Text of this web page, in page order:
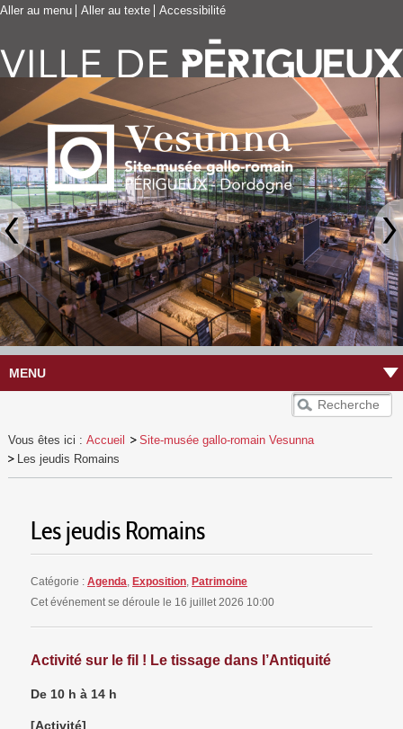
Aller au menu Aller au texte Accessibilité
MENU
VESUNNA
PUBLICS
RESSOURCES
Vous êtes ici : Accueil
Site-musée gallo-romain Vesunna
Les jeudis Romains
Les jeudis Romains
Catégorie :Agenda ,Exposition ,Patrimoine
Cet événement se déroule le 16 juillet 2026 10:00
Activité sur le fil ! Le tissage dans l’Antiquité
De 10 h à 14 h
[Activité]